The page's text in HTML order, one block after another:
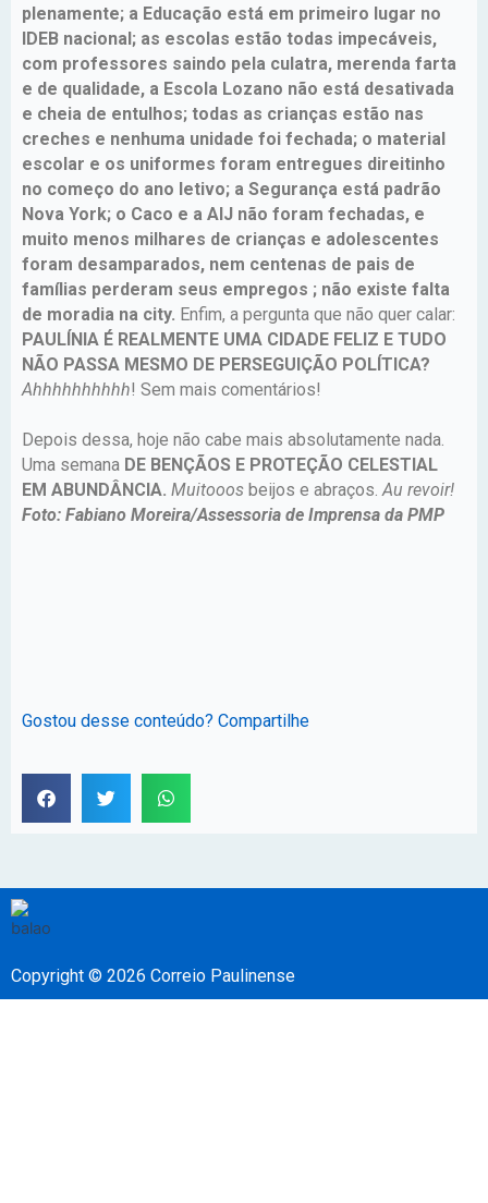
plenamente; a Educação está em primeiro lugar no
IDEB nacional; as escolas estão todas impecáveis,
com professores saindo pela culatra, merenda farta
e de qualidade, a Escola Lozano não está desativada
e cheia de entulhos; todas as crianças estão nas
creches e nenhuma unidade foi fechada; o material
escolar e os uniformes foram entregues direitinho
no começo do ano letivo; a Segurança está padrão
Nova York; o Caco e a AIJ não foram fechadas, e
muito menos milhares de crianças e adolescentes
foram desamparados, nem centenas de pais de
famílias perderam seus empregos ; não existe falta
de moradia na city. Enfim, a pergunta que não quer calar:
PAULÍNIA É REALMENTE UMA CIDADE FELIZ E TUDO
NÃO PASSA MESMO DE PERSEGUIÇÃO POLÍTICA?
Ahhhhhhhhhh! Sem mais comentários!
Depois dessa, hoje não cabe mais absolutamente nada.
Uma semana DE BENÇÃOS E PROTEÇÃO CELESTIAL
EM ABUNDÂNCIA. Muitooos beijos e abraços.Au revoir!
Foto: Fabiano Moreira/Assessoria de Imprensa da PMP
Gostou desse conteúdo? Compartilhe
Copyright © 2026 Correio Paulinense